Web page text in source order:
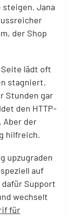
steigen. Jana
der Shop
Seite lädt oft
stagniert.
Stunden gar
den HTTP-
Aber der
hilfreich.
upzugraden
auf
Support
wechselt
für